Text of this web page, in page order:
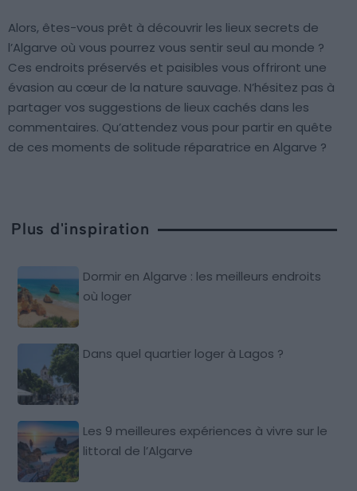
Alors, êtes-vous prêt à découvrir les lieux secrets de
l’Algarve où vous pourrez vous sentir seul au monde ?
Ces endroits préservés et paisibles vous offriront une
évasion au cœur de la nature sauvage. N’hésitez pas à
partager vos suggestions de lieux cachés dans les
commentaires. Qu’attendez vous pour partir en quête
de ces moments de solitude réparatrice en Algarve ?
Plus d'inspiration
Dormir en Algarve : les meilleurs endroits
où loger
Dans quel quartier loger à Lagos ?
Les 9 meilleures expériences à vivre sur le
littoral de l’Algarve